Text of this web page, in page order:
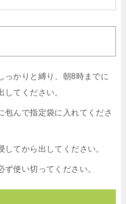
っかりと縛り、朝8時までに
てください。
包んで指定袋に入れてくださ
てから出してください。
使い切ってください。